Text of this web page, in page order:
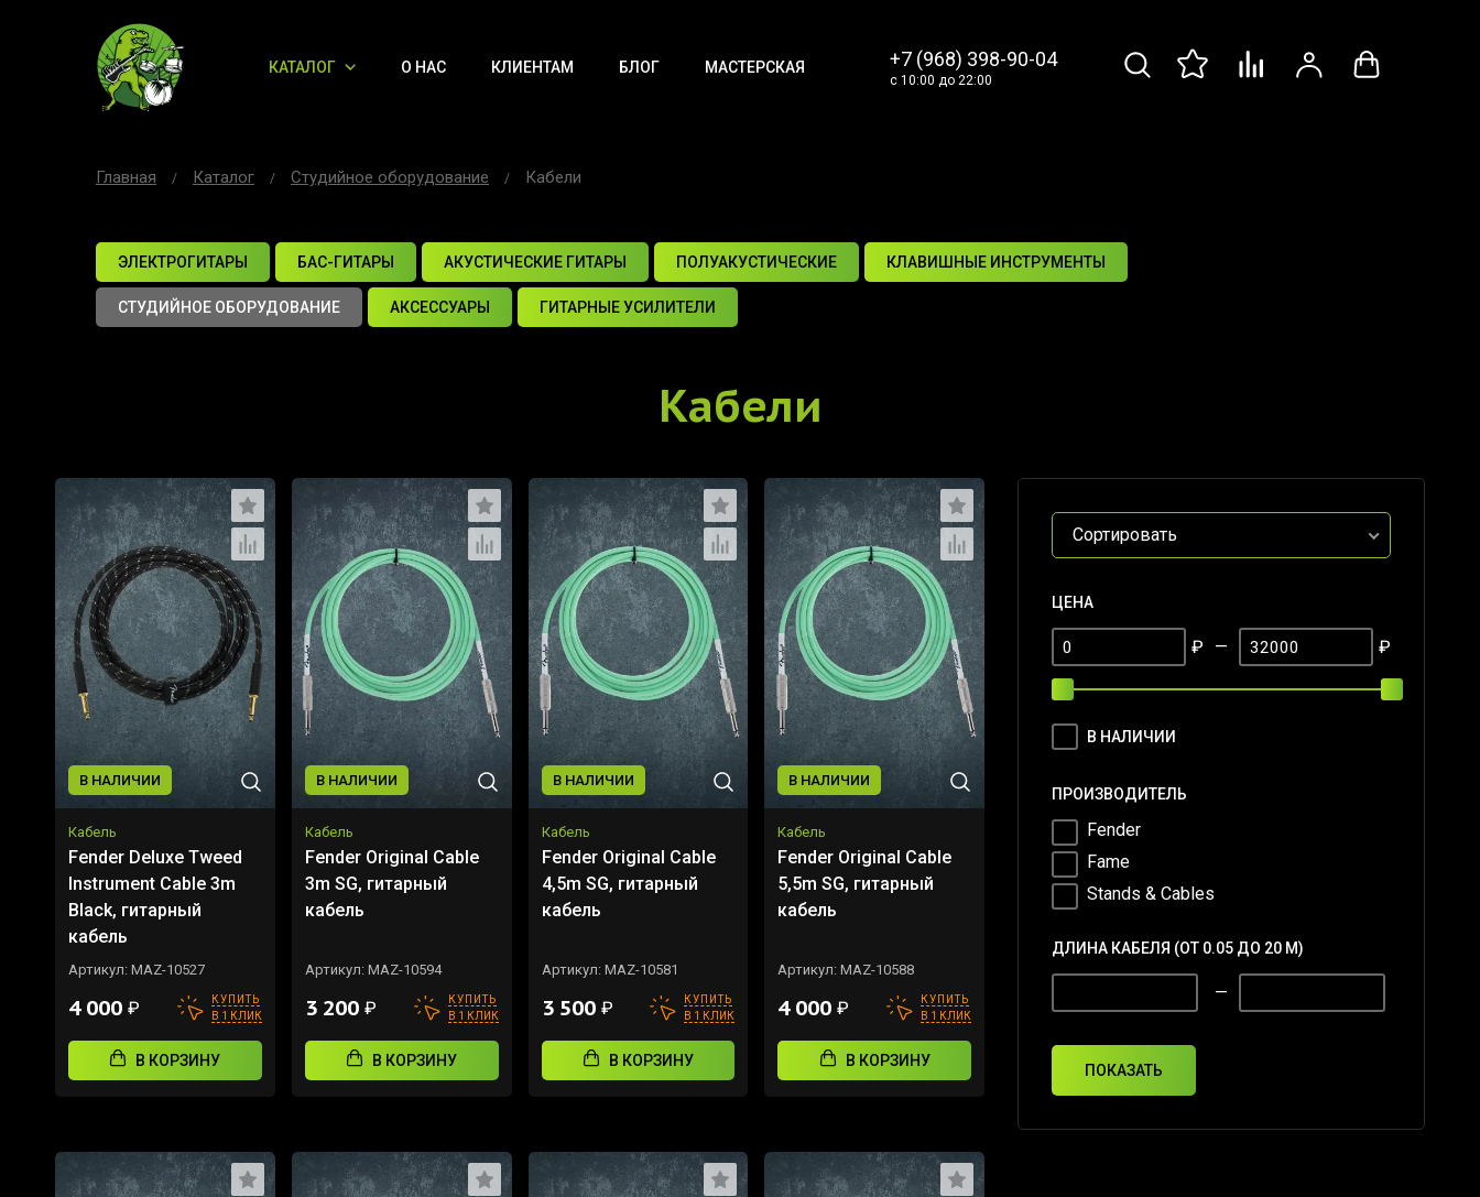
КАТАЛОГ О НАС КЛИЕНТАМ БЛОГ МАСТЕРСКАЯ +7 (968) 398-90-04
с 10:00 до 22:00
Главная Каталог Студийное оборудование Кабели
ЭЛЕКТРОГИТАРЫ БАС-ГИТАРЫ АКУСТИЧЕСКИЕ ГИТАРЫ ПОЛУАКУСТИЧЕСКИЕ КЛАВИШНЫЕ ИНСТРУМЕНТЫ
СТУДИЙНОЕ ОБОРУДОВАНИЕ АКСЕССУАРЫ ГИТАРНЫЕ УСИЛИТЕЛИ
Кабели
Сортировать
ЦЕНА
₽ — ₽
В НАЛИЧИИ
ПРОИЗВОДИТЕЛЬ
Fender
Fame
Stands & Cables
ДЛИНА КАБЕЛЯ (ОТ 0.05 ДО 20 М)
—
ПОКАЗАТЬ
В НАЛИЧИИ
Кабель
Fender Deluxe Tweed
Instrument Cable 3m
Black, гитарный
кабель
Артикул: MAZ-10527
4 000 ₽
КУПИТЬ
В 1 КЛИК
В КОРЗИНУ
В НАЛИЧИИ
Кабель
Fender Original Cable
3m SG, гитарный
кабель
Артикул: MAZ-10594
3 200 ₽
КУПИТЬ
В 1 КЛИК
В КОРЗИНУ
В НАЛИЧИИ
Кабель
Fender Original Cable
4,5m SG, гитарный
кабель
Артикул: MAZ-10581
3 500 ₽
КУПИТЬ
В 1 КЛИК
В КОРЗИНУ
В НАЛИЧИИ
Кабель
Fender Original Cable
5,5m SG, гитарный
кабель
Артикул:MAZ-10588
4 000₽
КУПИТЬ
В 1 КЛИК
В КОРЗИНУ